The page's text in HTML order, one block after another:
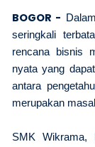
BOGOR -
seringkali
rencana bisnis
nyata yang
antara
merupakan
SMK Wikrama,